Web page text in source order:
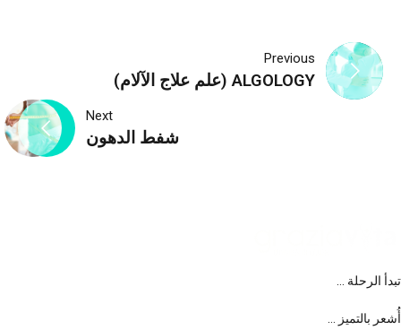
تصفّح
المقالات
Previous
ALGOLOGY (علم علاج الآلام)
Next
شفط الدهون
تبدأ الرحلة …
أُشعر بالتميز …